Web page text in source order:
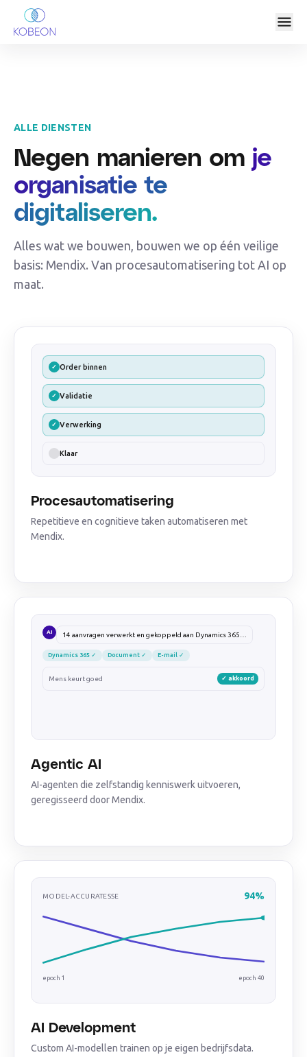
ALLE DIENSTEN
Negen manieren om je
organisatie te
digitaliseren.
Alles wat we bouwen, bouwen we op één veilige
basis: Mendix. Van procesautomatisering tot AI op
maat.
✓ Order binnen
✓ Validatie
✓ Verwerking
Klaar
Procesautomatisering
Repetitieve en cognitieve taken automatiseren met
Mendix.
AI 14 aanvragen verwerkt en gekoppeld aan Dynamics 365…
Dynamics 365 ✓ Document ✓ E-mail ✓
Mens keurt goed ✓ akkoord
Agentic AI
AI-agenten die zelfstandig kenniswerk uitvoeren,
geregisseerd door Mendix.
MODEL-ACCURATESSE 94%
epoch 1 epoch 40
AI Development
Custom AI-modellen trainen op je eigen bedrijfsdata.